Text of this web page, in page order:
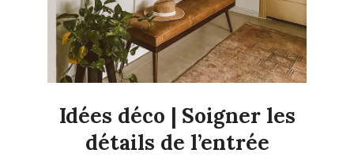
Idées déco | Soigner les
détails de l’entrée